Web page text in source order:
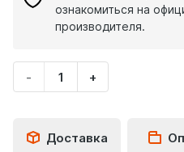
ознакомиться на
производителя.
-
Укажите
количество
+
Доставка